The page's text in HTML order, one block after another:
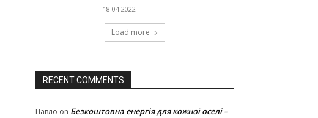
18.04.2022
Load more
RECENT COMMENTS
Павло on Безкоштовна енергія для кожної оселі –